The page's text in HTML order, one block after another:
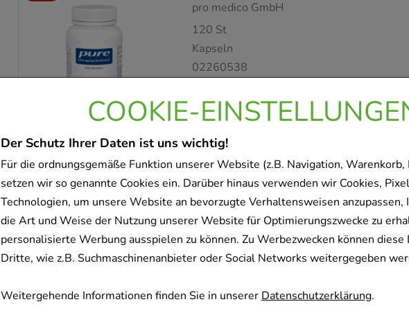
COOKIE-
Der Schutz Ihrer Daten ist uns wichtig!
Für die ordnungsgemäße Funktion unserer Website (z.B. Navigation, Warenkorb,
setzen wir so genannte Cookies ein. Darüber hinaus verwenden wir Cookies,
Technologien, um unsere Website an bevorzugte Verhaltensweisen anzupassen,
die Art und Weise der Nutzung unserer Website für Optimierungszwecke zu
personalisierte Werbung ausspielen zu können. Zu Werbezwecken können diese
Dritte, wie z.B. Suchmaschinenanbieter oder Social Networks weitergegeben
Weitergehende Informationen finden Sie in unsererDatenschutzerklärung.
pro medico GmbH
120 St
Kapseln
02260538
Sofort lieferbar
CALCIUM 500 HEXAL
Hexal AG
100St
Brausetabletten
07383926
Sofort lieferbar
-54%